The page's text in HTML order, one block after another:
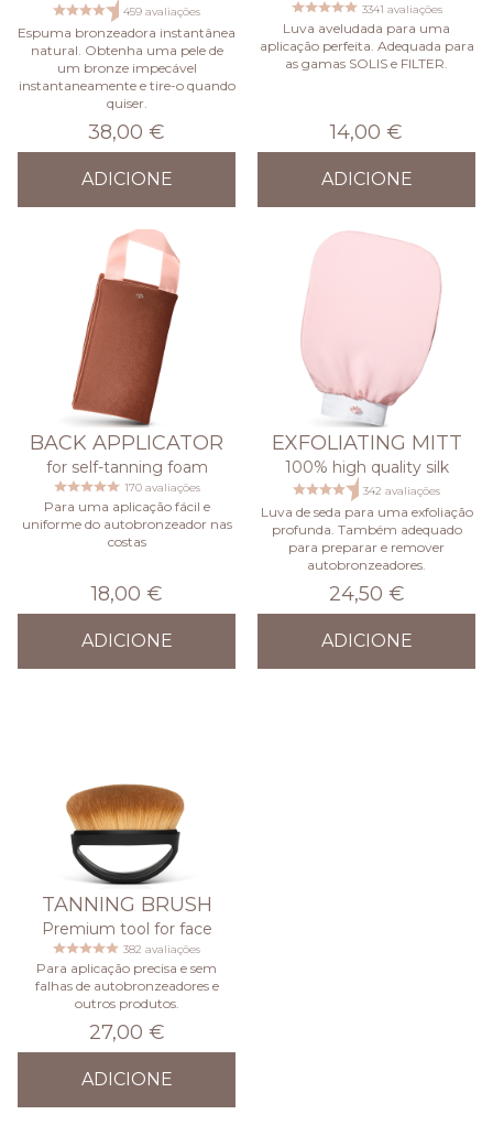
459 avaliações
Espuma bronzeadora instantânea
natural. Obtenha uma pele de
um bronze impecável
instantaneamente e tire-o quando
quiser.
38,00 €
ADICIONE
3341 avaliações
Luva aveludada para uma
aplicação perfeita. Adequada para
as gamas SOLIS e FILTER.
14,00 €
ADICIONE
BACK APPLICATOR
for self-tanning foam
170 avaliações
Para uma aplicação fácil e
uniforme do autobronzeador nas
costas
18,00 €
ADICIONE
EXFOLIATING MITT
100% high quality silk
342 avaliações
Luva de seda para uma exfoliação
profunda. Também adequado
para preparar e remover
autobronzeadores.
24,50 €
ADICIONE
TANNING BRUSH
Premium tool for face
382 avaliações
Para aplicação precisa e sem
falhas de autobronzeadores e
outros produtos.
27,00 €
ADICIONE